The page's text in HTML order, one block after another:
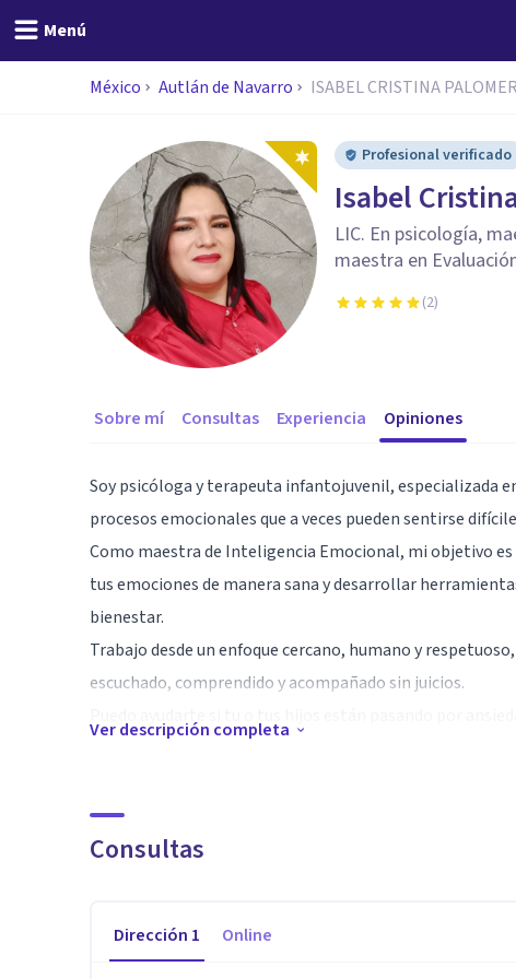
Menú
México Autlán de Navarro ISABEL CRISTINA
Profesional verificado
Isabel
LIC. En psicología,
maestra en
(2)
Sobre mí Consultas Experiencia Opiniones
Soy psicóloga y terapeuta infantojuvenil, especializada
procesos emocionales que a veces pueden sentirse
Como maestra de Inteligencia Emocional, mi objetivo
tus emociones de manera sana y desarrollar
bienestar.
Trabajo desde un enfoque cercano, humano y
escuchado, comprendido y acompañado sin juicios.
Cuento con competencias para evaluación y terapia
habilidades, como gestión de emociones, frustración,
Ver descripción completa
Consultas
Dirección 1 Online